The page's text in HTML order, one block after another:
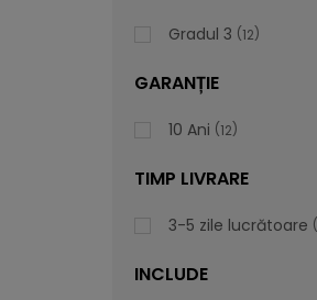
Gradul 3 12
GARANȚIE
10 Ani 12
TIMP LIVRARE
3-5 zile lucrătoare
INCLUDE